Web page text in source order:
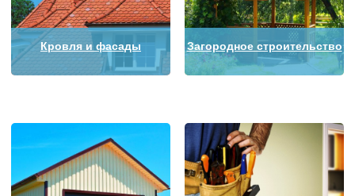
Кровля и фасады Загородное строительство